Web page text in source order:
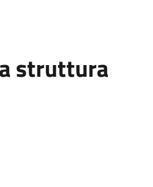
struttura